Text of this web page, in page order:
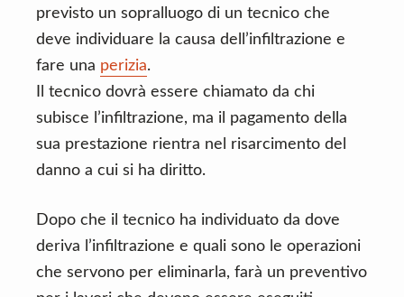
previsto un sopralluogo di un tecnico che
deve individuare la causa dell’infiltrazione e
fare una perizia.
Il tecnico dovrà essere chiamato da chi
subisce l’infiltrazione, ma il pagamento della
sua prestazione rientra nel risarcimento del
danno a cui si ha diritto.
Dopo che il tecnico ha individuato da dove
deriva l’infiltrazione e quali sono le operazioni
che servono per eliminarla, farà un preventivo